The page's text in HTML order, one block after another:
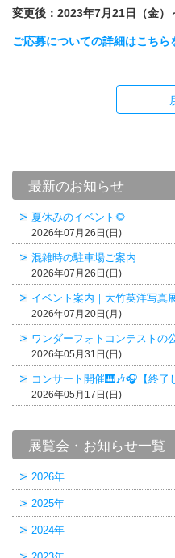
変更後：2023年7月21日（金）
ご応募についての詳細はこちら
最新のお知らせ
夏休みのイベント🌻
2026年07月26日(日)
混雑時の駐車場ご案内
2026年07月26日(日)
イベント案内｜大竹英洋写真
2026年07月20日(月)
ワンダーフォトコンテストの
2026年05月31日(日)
コンサート開催🎹🎶🎧【終了
2026年05月17日(日)
展覧会・お知らせ一覧
2026年
2025年
2024年